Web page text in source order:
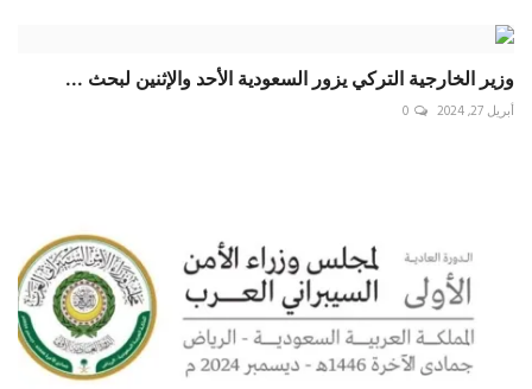
وزير الخارجية التركي يزور السعودية الأحد والإثنين لبحث ...
أبريل 27, 2024 0